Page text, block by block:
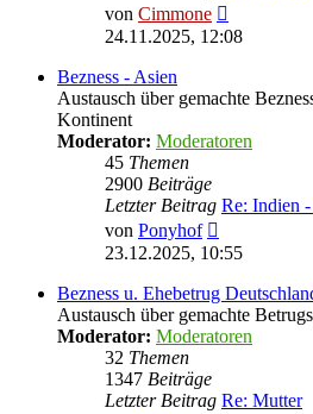
von Cimmone
Beitrag
24.11.2025, 12:08
Bezness - Asien
Austausch über gemachte
Kontinent
Moderator: Moderatoren
45 Themen
2900 Beiträge
Letzter Beitrag Re: Indien
von Ponyhof
Beitrag
23.12.2025, 10:55
Bezness u. Ehebetrug
Austausch über gemachte
Moderator: Moderatoren
32 Themen
1347 Beiträge
Letzter Beitrag Re: Mutter